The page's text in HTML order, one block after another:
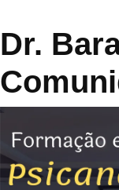
Dr.